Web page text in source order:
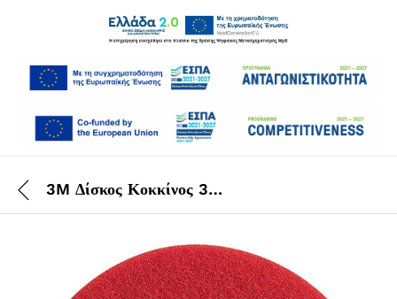
3M Δίσκος Κοκκίνος 355 mm 14 “